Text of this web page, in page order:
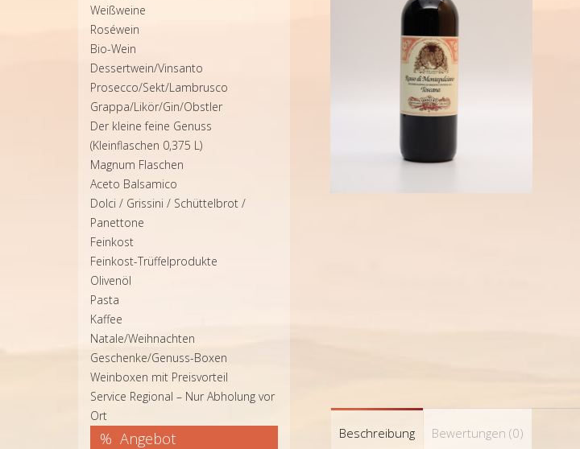
Beschreibung Bewertungen (0)
Weißweine
Roséwein
Bio-Wein
Dessertwein/Vinsanto
Prosecco/Sekt/Lambrusco
Grappa/Likör/Gin/Obstler
Der kleine feine Genuss
(Kleinflaschen 0,375 L)
Magnum Flaschen
Aceto Balsamico
Dolci / Grissini / Schüttelbrot /
Panettone
Feinkost
Feinkost-Trüffelprodukte
Olivenöl
Pasta
Kaffee
Natale/Weihnachten
Geschenke/Genuss-Boxen
Weinboxen mit Preisvorteil
Service Regional – Nur Abholung vor
Ort
Angebot